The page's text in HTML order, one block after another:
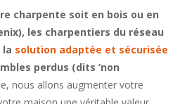
charpente soit en bois ou en
les charpentiers du réseau
la solution adaptée et sécurisée
perdus (dits ‘non
nous allons augmenter votre